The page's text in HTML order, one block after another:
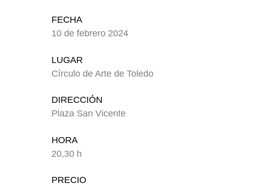
FECHA
10 de febrero 2024
LUGAR
Círculo de Arte de Toledo
DIRECCIÓN
Plaza San Vicente
HORA
20,30 h
PRECIO